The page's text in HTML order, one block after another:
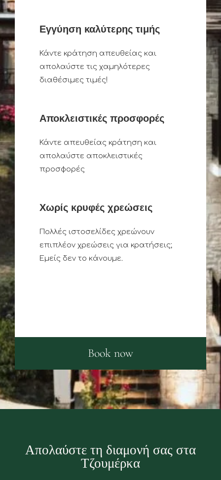
Εγγύηση καλύτερης τιμής
Κάντε κράτηση απευθείας και
απολαύστε τις χαμηλότερες
διαθέσιμες τιμές!
Αποκλειστικές προσφορές
Κάντε απευθείας κράτηση και
απολαύστε αποκλειστικές
προσφορές
Χωρίς κρυφές χρεώσεις
Πολλές ιστοσελίδες χρεώνουν
επιπλέον χρεώσεις για κρατήσεις;
Εμείς δεν το κάνουμε.
Book now
Απολαύστε τη διαμονή σας στα
Τζουμέρκα